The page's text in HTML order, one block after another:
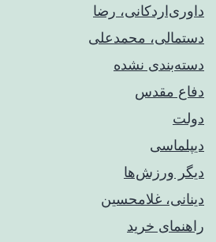
داوری‌اردکانی، رضا
دستمالی، محمدعلی
دسته‌بندی نشده
دفاع مقدس
دولت
دیپلماسی
دیگر ورزش‌ها
دینانی، غلامحسین
راهنمای خريد